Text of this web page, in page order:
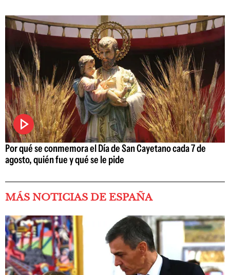
Por qué se conmemora el Día de San Cayetano cada 7 de
agosto, quién fue y qué se le pide
MÁS NOTICIAS DE ESPAÑA